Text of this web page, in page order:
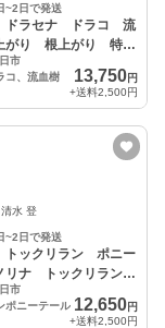
~2日で発送
ドラセナ ドラコ 流
がり 根上がり 特
ーデン
市
コ、流血樹
13,750円
+送料2,500円
清水 登
~2日で発送
ックリラン ポニー
ナ トックリランポ
特大
市
ポニーテール 12,650円
+送料2,500円